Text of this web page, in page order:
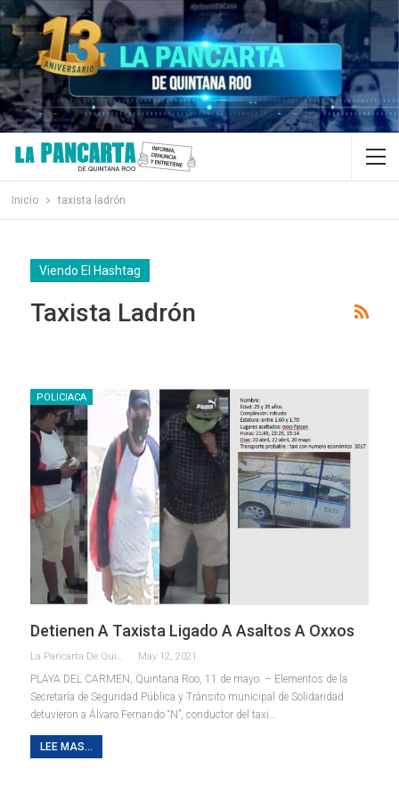
Inicio taxista ladrón
Viendo El Hashtag
Taxista Ladrón
POLICIACA
Detienen A Taxista Ligado A Asaltos A Oxxos
La Pancarta De Quintana Roo May 12, 2021
PLAYA DEL CARMEN, Quintana Roo, 11 de mayo. – Elementos de la
Secretaría de Seguridad Pública y Tránsito municipal de Solidaridad
detuvieron a Álvaro Fernando “N”, conductor del taxi…
LEE MAS...